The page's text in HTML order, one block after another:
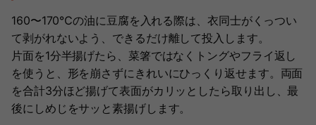
160〜170℃の油に豆腐を入れる際は、衣同士がくっつい
て剥がれないよう、できるだけ離して投入します。
片面を1分半揚げたら、菜箸ではなくトングやフライ返し
を使うと、形を崩さずにきれいにひっくり返せます。両面
を合計3分ほど揚げて表面がカリッとしたら取り出し、最
後にしめじをサッと素揚げします。